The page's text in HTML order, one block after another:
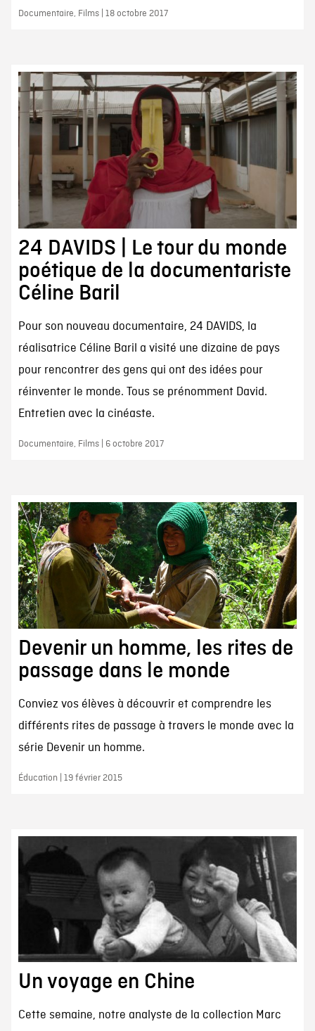
Documentaire, Films | 18 octobre 2017
24 DAVIDS | Le tour du monde
poétique de la documentariste
Céline Baril
Pour son nouveau documentaire, 24 DAVIDS, la
réalisatrice Céline Baril a visité une dizaine de pays
pour rencontrer des gens qui ont des idées pour
réinventer le monde. Tous se prénomment David.
Entretien avec la cinéaste.
Documentaire, Films | 6 octobre 2017
Devenir un homme, les rites de
passage dans le monde
Conviez vos élèves à découvrir et comprendre les
différents rites de passage à travers le monde avec la
série Devenir un homme.
Éducation | 19 février 2015
Un voyage en Chine
Cette semaine, notre analyste de la collection Marc